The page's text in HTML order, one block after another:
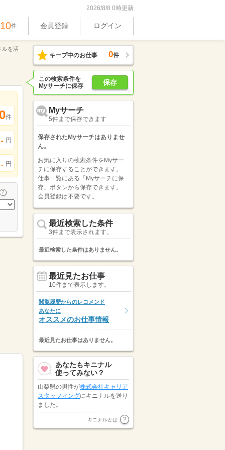
2026/8/8 0時更新
件 会員登録 ログイン
ルを活
件
- 円
- 円
キープ中のお仕事 0件
保存
この検索条件を
Myサーチに保存
Myサーチ
5件まで保存できます
保存されたMyサーチはありませ
ん。
お気に入りの検索条件をMyサー
チに保存することができます。
仕事一覧にある「Myサーチに保
存」ボタンから保存できます。
会員登録は不要です。
最近検索した条件
3件まで表示されます。
最近検索した条件はありません。
最近見たお仕事
10件まで表示します。
閲覧履歴からのレコメンド
あなたに
オススメのお仕事情報
最近見たお仕事はありません。
あなたもキニナル
使ってみない？
山梨県の男性が株式会社キャリア
スタッフィングにキニナルを送り
ました。
キャリアリンク株
式会社（東証プライム市場）にキ
キニナルとは